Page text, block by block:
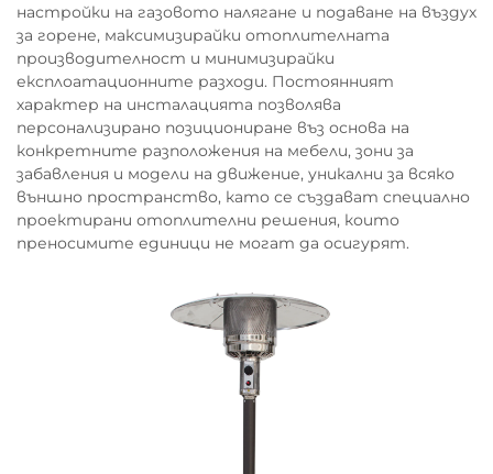
настройки на газовото налягане и подаване на въздух
за горене, максимизирайки отоплителната
производителност и минимизирайки
експлоатационните разходи. Постоянният
характер на инсталацията позволява
персонализирано позициониране въз основа на
конкретните разположения на мебели, зони за
забавления и модели на движение, уникални за всяко
външно пространство, като се създават специално
проектирани отоплителни решения, които
преносимите единици не могат да осигурят.